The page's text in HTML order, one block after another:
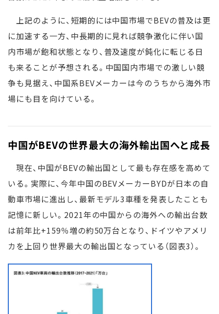
上記のように、短期的には中国市場でBEVの普及は更
に加速する一方、中長期的に見れば競争激化に伴い国
内市場が飽和状態となり、普及速度が鈍化に転じる日
も来ることが予想される。中国国内市場での激しい競
争も見据え、中国系BEVメーカーは今のうちから海外市
場にも目を向けている。
中国がBEVの世界最大の海外輸出国へと成長
現在、中国がBEVの輸出国として最も存在感を高めて
いる。実際に、今年中国のBEVメーカーBYDが日本の自
動車市場に進出し、最新モデル3車種を発表したことも
記憶に新しい。2021年の中国からの海外への輸出台数
は前年比+159％増の約50万台となり、ドイツやアメリ
カを上回り世界最大の輸出国となっている（図表3）。